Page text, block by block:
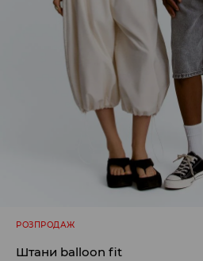
РОЗПРОДАЖ
Штани balloon fit